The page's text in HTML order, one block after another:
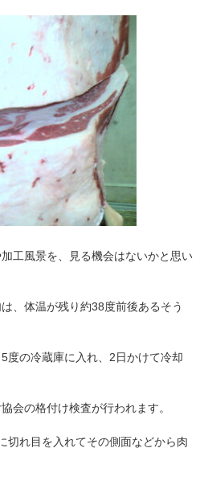
工風景を、見る機会はないかと思い
、体温が残り約38度前後あるそう
度の冷蔵庫に入れ、2日かけて冷却
会の格付け検査が行われます。
切れ目を入れてその側面などから肉